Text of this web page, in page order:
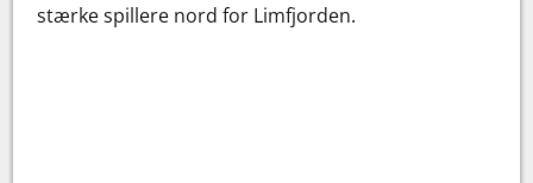
stærke spillere nord for Limfjorden.